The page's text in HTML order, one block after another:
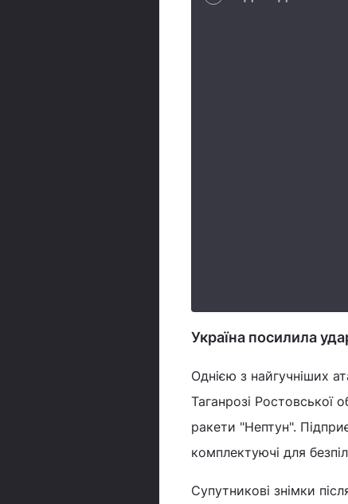
Україна посилила
Однією з найгучніших
Таганрозі Ростовської
ракети "Нептун".
комплектуючі для
Супутникові знімки